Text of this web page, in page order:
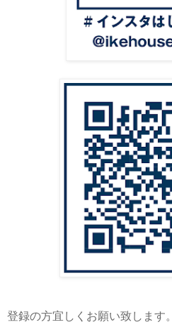
登録の方宜しくお願い致します。